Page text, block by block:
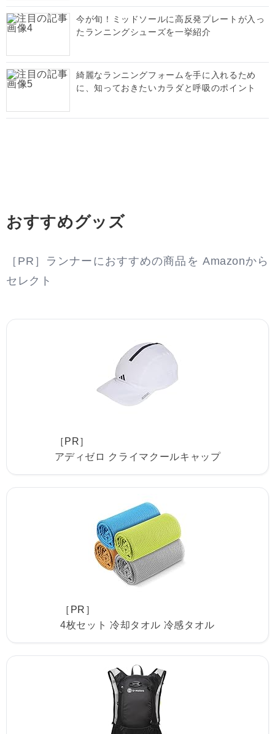
今が旬！ミッドソールに高反発プレートが入っ
たランニングシューズを一挙紹介
綺麗なランニングフォームを手に入れるため
に、知っておきたいカラダと呼吸のポイント
おすすめグッズ
［PR］ランナーにおすすめの商品を Amazonから
セレクト
［PR］
アディゼロ クライマクールキャップ
［PR］
4枚セット 冷却タオル 冷感タオル